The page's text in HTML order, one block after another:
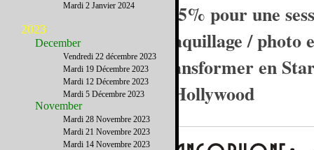
- 65% pour une
maquillage / photo
transformer en
d'Hollywood
Mardi 2 Janvier 2024
2023
December
Vendredi 22 décembre 2023
Mardi 19 Décembre 2023
Mardi 12 Décembre 2023
Mardi 5 Décembre 2023
November
Mardi 28 Novembre 2023
Mardi 21 Novembre 2023
Mardi 14 Novembre 2023